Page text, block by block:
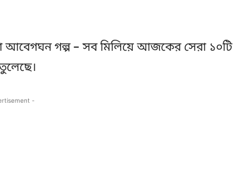
আবেগঘন গল্প – সব মিলিয়ে আজকের সেরা ১০টি
-